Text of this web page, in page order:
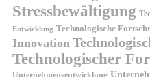
Stressbewältigung
Entwicklung Technologische
Innovation
Technologischer